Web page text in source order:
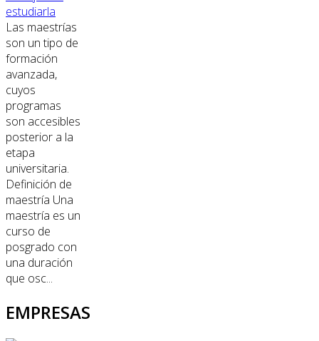
estudiarla
Las maestrías
son un tipo de
formación
avanzada,
cuyos
programas
son accesibles
posterior a la
etapa
universitaria.
Definición de
maestría Una
maestría es un
curso de
posgrado con
una duración
que osc...
EMPRESAS